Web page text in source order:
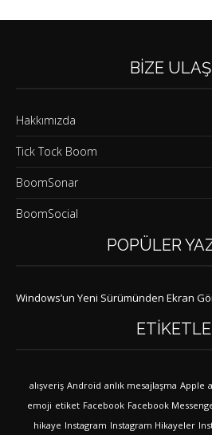
BIZE
Hakkımızda
Tick Tock Boom
BoomSonar
BoomSocial
POPÜLER
Windows’un Yeni Sürümünden Ekran
alışveriş Android anlık mesajlaşma Apple
emoji etiket Facebook Facebook
hikaye Instagram Instagram Hikayeler